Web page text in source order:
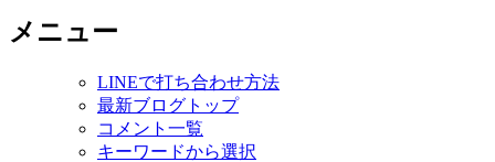
メニュー
LINEで打ち合わせ方法
最新ブログトップ
コメント一覧
キーワードから選択